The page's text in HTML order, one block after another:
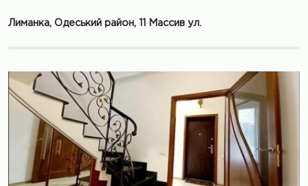
Лиманка, Одеський район, 11 Массив ул.